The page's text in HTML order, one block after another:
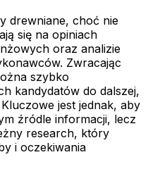
drewniane, choć nie
się na opiniach
oraz analizie
Zwracając
szybko
kandydatów do dalszej,
jest jednak, aby
źródle informacji, lecz
research, który
i oczekiwania